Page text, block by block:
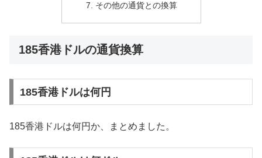
その他の通貨との換算
185香港ドルの通貨換算
185香港ドルは何円
185香港ドルは何円か、まとめました。